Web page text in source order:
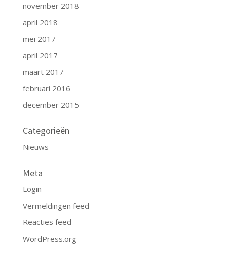
november 2018
april 2018
mei 2017
april 2017
maart 2017
februari 2016
december 2015
Categorieën
Nieuws
Meta
Login
Vermeldingen feed
Reacties feed
WordPress.org